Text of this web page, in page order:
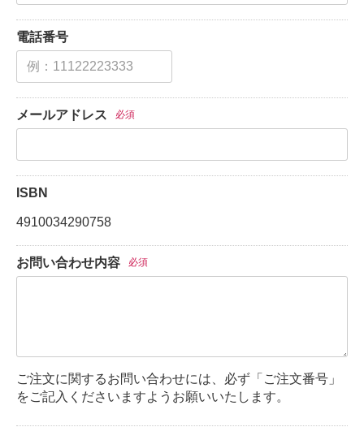
電話番号
メールアドレス 必須
ISBN
4910034290758
お問い合わせ内容 必須
ご注文に関するお問い合わせには、必ず「ご注文番号」
をご記入くださいますようお願いいたします。